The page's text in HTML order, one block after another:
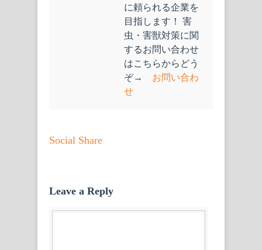
に頼られる企業を
目指します！ 害
虫・害獣対策に関
するお問い合わせ
はこちらからどう
ぞ→ お問い合わ
せ
Social Share
Leave a Reply